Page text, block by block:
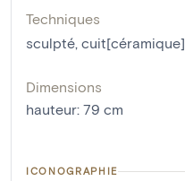
Techniques
sculpté, cuit[céramique]
Dimensions
hauteur: 79 cm
ICONOGRAPHIE